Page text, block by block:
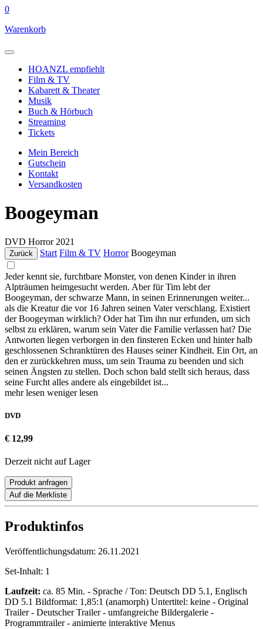
0
Warenkorb
HOANZL empfiehlt
Film & TV
Kabarett & Theater
Musik
Buch & Hörbuch
Streaming
Tickets
Mein Bereich
Gutschein
Kontakt
Versandkosten
Boogeyman
DVD Horror 2021
Zurück Start Film & TV Horror Boogeyman
Jeder kennt sie, furchtbare Monster, von denen Kinder in ihren
Alpträumen heimgesucht werden. Aber für Tim lebt der
Boogeyman, der schwarze Mann, in seinen Erinnerungen weiter...
als die Kreatur die vor 16 Jahren seinen Vater verschlang. Existiert
der Boogeyman wirklich? Oder hat Tim ihn nur erfunden, um sich
selbst zu erklären, warum sein Vater die Familie verlassen hat? Die
Antworten liegen verborgen in den finsteren Ecken und hinter halb
geschlossenen Schranktüren des Hauses seiner Kindheit. Ein Ort, an
den er zurückkehren muss, um sein Trauma zu beenden und sich
seinen Ängsten zu stellen. Doch schon bald stellt sich heraus, dass
seine Furcht alles andere als eingebildet ist...
mehr lesen weniger lesen
DVD
€ 12,99
Derzeit nicht auf Lager
Produkt anfragen
Auf die Merkliste
Produktinfos
Veröffentlichungsdatum: 26.11.2021
Set-Inhalt: 1
Laufzeit: ca. 85 Min. - Sprache / Ton: Deutsch DD 5.1, Englisch
DD 5.1 Bildformat: 1,85:1 (anamorph) Untertitel: keine - Original
Trailer - Deutscher Trailer - umfangreiche Bildergalerie -
Programmtrailer - animierte interaktive Menus